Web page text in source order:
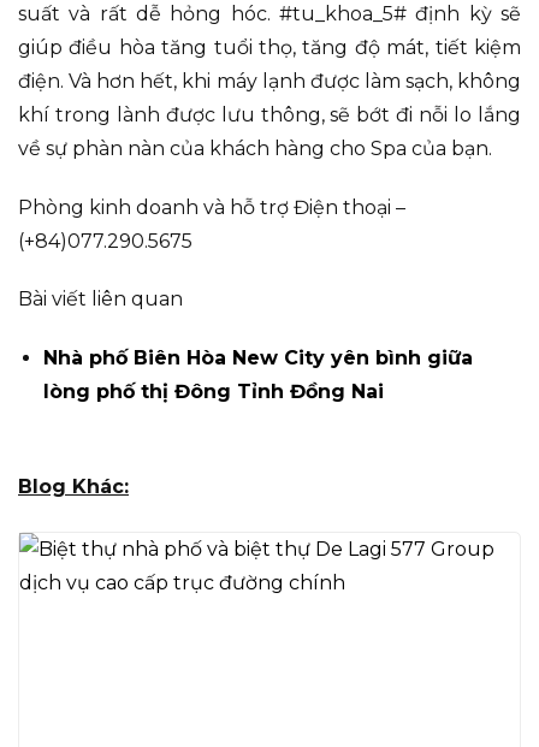
suất và rất dễ hỏng hóc. #tu_khoa_5# định kỳ sẽ
giúp điều hòa tăng tuổi thọ, tăng độ mát, tiết kiệm
điện. Và hơn hết, khi máy lạnh được làm sạch, không
khí trong lành được lưu thông, sẽ bớt đi nỗi lo lắng
về sự phàn nàn của khách hàng cho Spa của bạn.
Phòng kinh doanh và hỗ trợ Điện thoại –
(+84)077.290.5675
Bài viết liên quan
Nhà phố Biên Hòa New City yên bình giữa
lòng phố thị Đông Tỉnh Đồng Nai
Blog Khác: